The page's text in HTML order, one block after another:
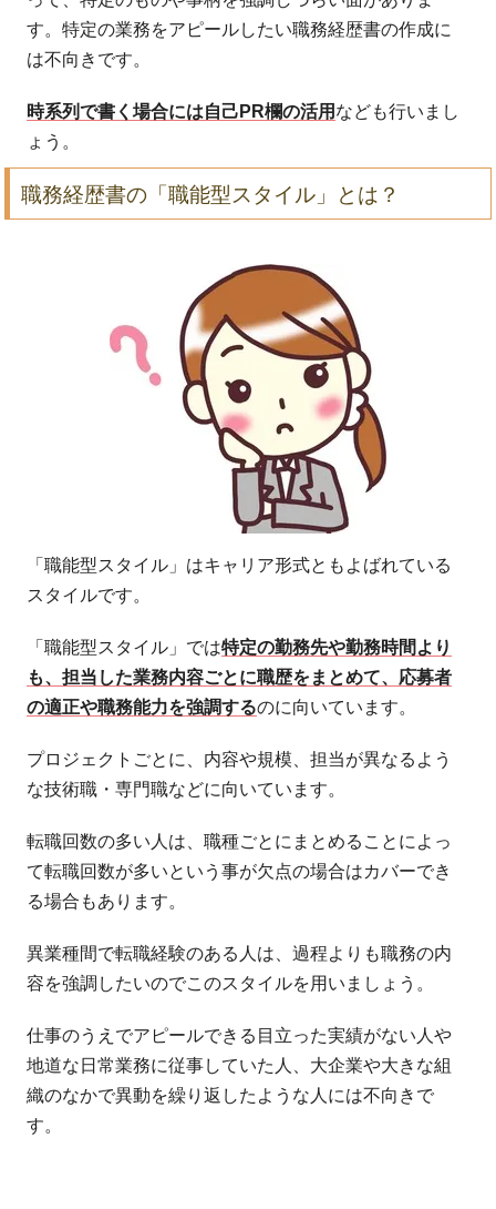
す。特定の業務をアピールしたい職務経歴書の作成に
は不向きです。
時系列で書く場合には自己PR欄の活用 なども行いまし
ょう。
職務経歴書の「職能型スタイル」とは？
「職能型スタイル」はキャリア形式ともよばれている
スタイルです。
「職能型スタイル」では特定の勤務先や勤務時間より
も、担当した業務内容ごとに職歴をまとめて、応募者
の適正や職務能力を強調するのに向いています。
プロジェクトごとに、内容や規模、担当が異なるよう
な技術職・専門職などに向いています。
転職回数の多い人は、職種ごとにまとめることによっ
て転職回数が多いという事が欠点の場合はカバーでき
る場合もあります。
異業種間で転職経験のある人は、過程よりも職務の内
容を強調したいのでこのスタイルを用いましょう。
仕事のうえでアピールできる目立った実績がない人や
地道な日常業務に従事していた人、大企業や大きな組
織のなかで異動を繰り返したような人には不向きで
す。